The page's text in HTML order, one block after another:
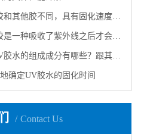
他胶不同，具有固化速度和深度佳，反应可控
收了紫外线之后才会发生固化的树脂，在很多领域都有应用
的组成成分有哪些？跟其它的胶水有何不同？
确定UV胶水的固化时间
Contact Us